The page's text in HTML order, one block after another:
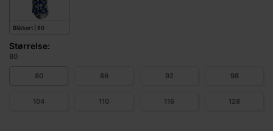
Blå/sort | 60
Størrelse:
80
80 86 92 98
104 110 116 128